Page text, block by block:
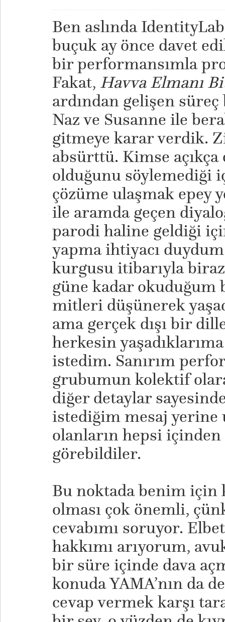
Ben aslında
buçuk ay önce davet
bir performansımla
Fakat, Havva Elmanı
ardından gelişen
Naz ve Susanne ile
gitmeye karar verdik.
absürttü. Kimse
olduğunu söylemediği
çözüme ulaşmak epey
ile aramda geçen
parodi haline geldiği
yapma ihtiyacı
kurgusu itibarıyla
güne kadar okuduğum
mitleri düşünerek
ama gerçek dışı bir
herkesin
istedim. Sanırım
grubumun kolektif
diğer detaylar
istediğim mesaj yerine
olanların hepsi
görebildiler.
Bu noktada benim için
olması çok önemli,
cevabımı soruyor.
hakkımı arıyorum,
bir süre içinde dava
konuda YAMA’nın da
cevap vermek karşı